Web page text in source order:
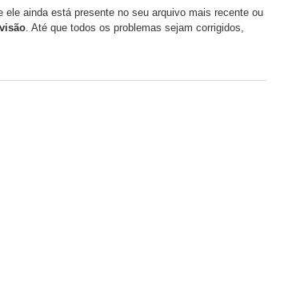
ainda está presente no seu arquivo mais recente ou
. Até que todos os problemas sejam corrigidos,